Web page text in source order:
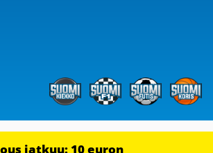
jatkuu: 10 euron